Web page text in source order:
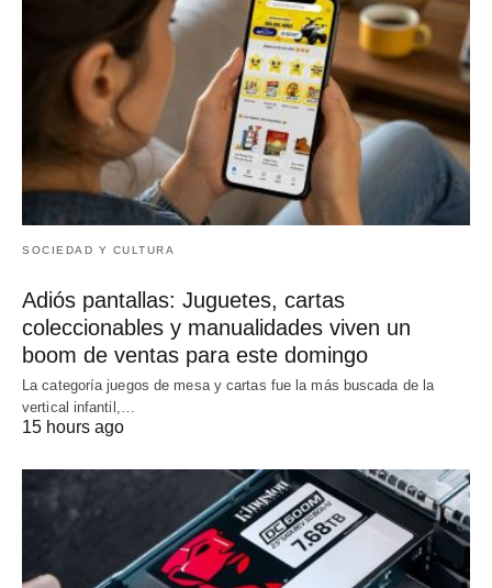
SOCIEDAD Y CULTURA
Adiós pantallas: Juguetes, cartas
coleccionables y manualidades viven un
boom de ventas para este domingo
La categoría juegos de mesa y cartas fue la más buscada de la
vertical infantil,…
15 hours ago